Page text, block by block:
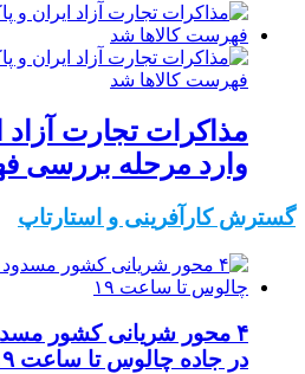
مذاکرات تجارت آزاد
وارد مرحله بررسی
گسترش کارآفرینی و استارتاپ
۴ محور شریانی کشور
در جاده چالوس تا ساعت ۱۹